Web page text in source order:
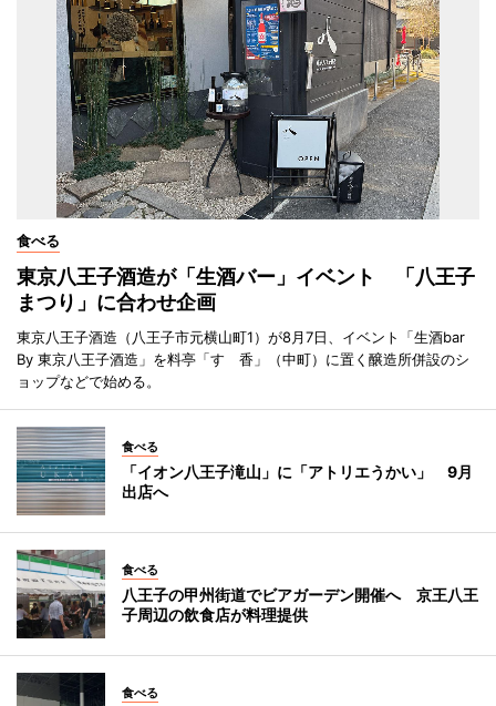
食べる
東京八王子酒造が「生酒バー」イベント 「八王子
まつり」に合わせ企画
東京八王子酒造（八王子市元横山町1）が8月7日、イベント「生酒bar
By 東京八王子酒造」を料亭「すゞ香」（中町）に置く醸造所併設のシ
ョップなどで始める。
食べる
「イオン八王子滝山」に「アトリエうかい」 9月
出店へ
食べる
八王子の甲州街道でビアガーデン開催へ 京王八王
子周辺の飲食店が料理提供
食べる